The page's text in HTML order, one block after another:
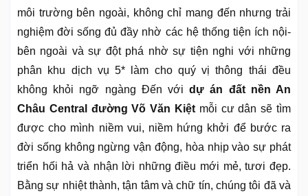
môi trường bên ngoài, không chỉ mang đến nhưng trải
nghiệm đời sống đủ đầy nhờ các hệ thống tiện ích nội-
bên ngoài và sự đột phá nhờ sự tiện nghi với những
phân khu dịch vụ 5* làm cho quý vị thông thái đều
không khỏi ngỡ ngàng Đến vớidự án đất nền An
Châu Central đường Võ Văn Kiệt mỗi cư dân sẽ tìm
được cho mình niềm vui, niềm hứng khởi để bước ra
đời sống không ngừng vận động, hòa nhịp vào sự phát
triển hối hả và nhận lời những điều mới mẻ, tươi đẹp.
Bằng sự nhiệt thành, tận tâm và chữ tín, chúng tôi đã và